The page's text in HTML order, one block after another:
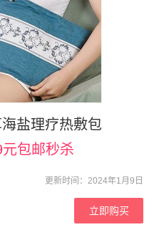
盐理疗热敷包
包邮秒杀
更新时间：2024年1月9日
立即购买